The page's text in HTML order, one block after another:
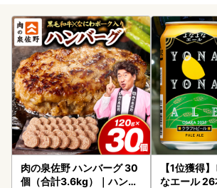
肉の泉佐野 ハンバーグ 30
個（合計3.6kg）｜ハンバ
【1位獲得
なエール 26